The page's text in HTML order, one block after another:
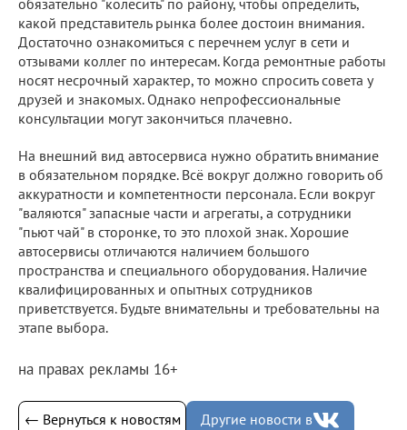
какой представитель рынка более достоин внимания.
Достаточно ознакомиться с перечнем услуг в сети и
отзывами коллег по интересам. Когда ремонтные работы
носят несрочный характер, то можно спросить совета у
друзей и знакомых. Однако непрофессиональные
консультации могут закончиться плачевно.
На внешний вид автосервиса нужно обратить внимание
в обязательном порядке. Всё вокруг должно говорить об
аккуратности и компетентности персонала. Если вокруг
"валяются" запасные части и агрегаты, а сотрудники
"пьют чай" в сторонке, то это плохой знак. Хорошие
автосервисы отличаются наличием большого
пространства и специального оборудования. Наличие
квалифицированных и опытных сотрудников
приветствуется. Будьте внимательны и требовательны на
этапе выбора.
на правах рекламы 16+
← Вернуться к новостям Другие новости в